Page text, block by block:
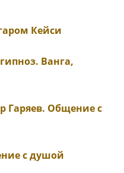
Кейси
Ванга,
Гаряев. Общение с
с душой